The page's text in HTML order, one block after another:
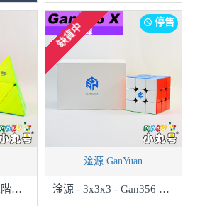
奇藝 - 異形方塊 - 二階金字塔
停售
缺貨中
淦源 GanYuan
淦源 - 3x3x3 - Gan356 X - 彩色(數調版) - 贈10ml小丸油